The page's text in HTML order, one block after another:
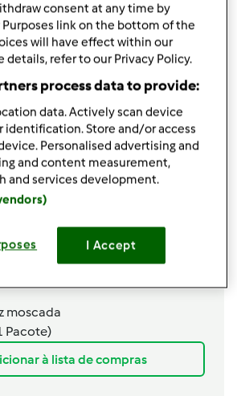
cortada em pedaços
demolhado e cozido
moscada
Pacote)
à lista de compras
consent at any time by
link on the bottom of the
will have effect within our
details, refer to our Privacy Policy.
process data to provide:
data. Actively scan device
identification. Store and/or access
Personalised advertising and
and content measurement,
and services development.
I Accept